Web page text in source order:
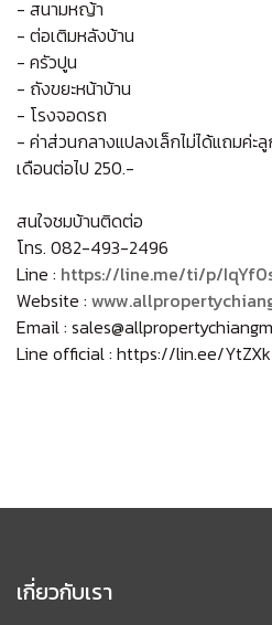
- สนามหญ้า
- ต่อเติมหลังบ้าน
- ครัวปูน
- ถังขยะหน้าบ้าน
- โรงจอดรถ
- ค่าส่วนกลางแปลงเล็กไม่ได้แถมค่ะ
เดือนต่อไป 250.-
สนใจชมบ้านติดต่อ
โทร. 082-493-2496
Line : https://line.me/ti/p/
Website :
Email :
Line official : https://lin.ee/
เกี่ยวกับเรา